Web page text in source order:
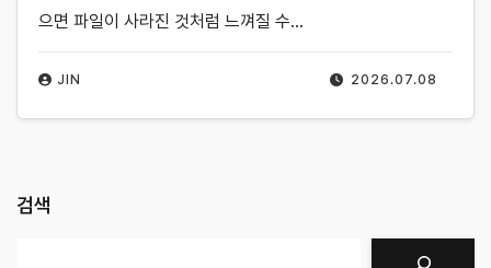
2026.07.08
JIN
으면 파일이 사라진 것처럼 느껴질 수…
검색